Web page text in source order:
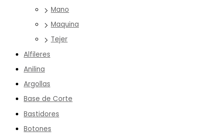
Mano
Maquina
Tejer
Alfileres
Anilina
Argollas
Base de Corte
Bastidores
Botones